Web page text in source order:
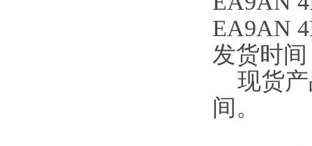
EA9AN
发货时间
现货产
间。